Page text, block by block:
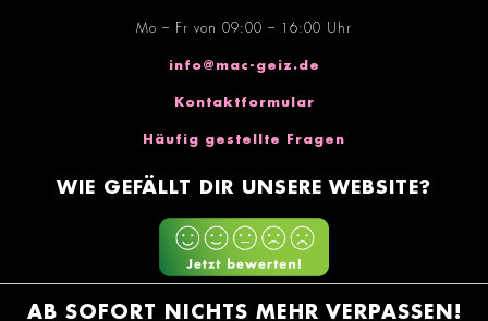
Mo – Fr von 09:00 – 16:00 Uhr
info@mac-geiz.de
Kontaktformular
Häufig gestellte Fragen
WIE GEFÄLLT DIR UNSERE WEBSITE?
AB SOFORT NICHTS MEHR VERPASSEN!